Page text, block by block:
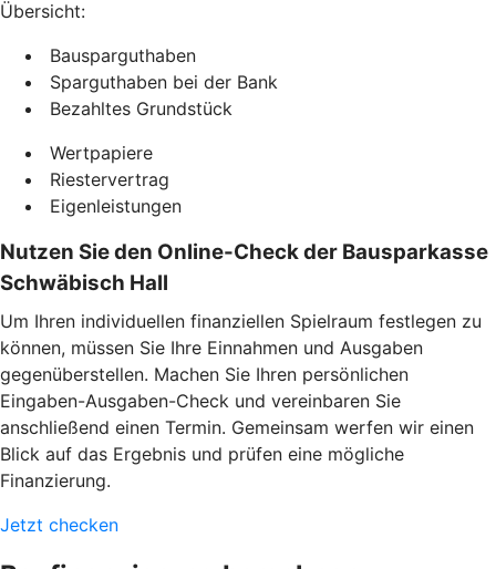
Übersicht:
Bausparguthaben
Sparguthaben bei der Bank
Bezahltes Grundstück
Wertpapiere
Riestervertrag
Eigenleistungen
Nutzen Sie den Online-Check der Bausparkasse
Schwäbisch Hall
Um Ihren individuellen finanziellen Spielraum festlegen zu
können, müssen Sie Ihre Einnahmen und Ausgaben
gegenüberstellen. Machen Sie Ihren persönlichen
Eingaben-Ausgaben-Check und vereinbaren Sie
anschließend einen Termin. Gemeinsam werfen wir einen
Blick auf das Ergebnis und prüfen eine mögliche
Finanzierung.
Jetzt checken